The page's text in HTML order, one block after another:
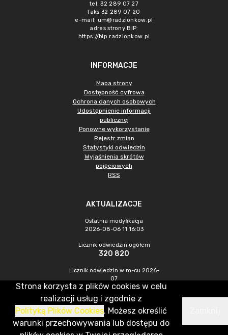
tel. 32 289 07 27
faks 32 289 07 20
e-mail: um@radzionkow.pl
adres strony BIP:
https://bip.radzionkow.pl
INFORMACJE
Mapa strony
Dostępność cyfrowa
Ochrona danych osobowych
Udostępnienie informacji
publicznej
Ponowne wykorzystanie
Rejestr zmian
Statystyki odwiedzin
Wyjaśnienia skrótów
pojęciowych
RSS
AKTUALIZACJE
Ostatnia modyfikacja
2026-08-06 11:16:03
Licznik odwiedzin ogółem
320 820
Licznik odwiedzin w m-cu 2026-
07
879
CMS & Hosting: Nefeni Sp. z o.o.
Strona korzysta z plików cookies w celu
realizacji usług i zgodnie z
Polityką Plików Cookies. Możesz określić
warunki przechowywania lub dostępu do